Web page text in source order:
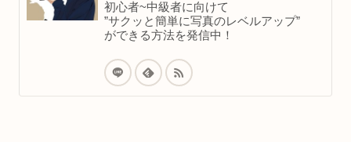
初心者~中級者に向けて
”サクッと簡単に写真のレベルアップ”
ができる方法を発信中！